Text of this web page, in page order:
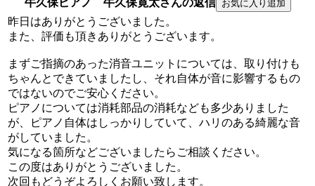
昨日はありがとうございました。
また、評価も頂きありがとうございます。
まずご指摘のあった消音ユニットについては、取り付けも
ちゃんとできていましたし、それ自体が音に影響するもの
ではないのでご安心ください。
ピアノについては消耗部品の消耗なども多少ありました
が、ピアノ自体はしっかりしていて、ハリのある綺麗な音
がしていました。
気になる箇所などございましたらご相談ください。
この度はありがとうございました。
次回もどうぞよろしくお願い致します。